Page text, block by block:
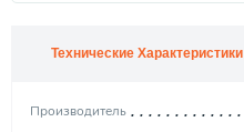
Технические Характеристики
Производитель